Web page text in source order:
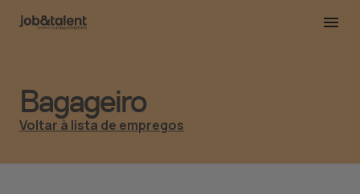
Bagageiro
Voltar à lista de empregos